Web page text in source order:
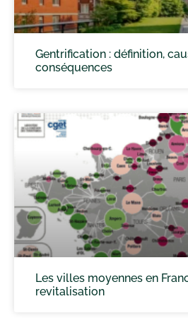
Gentrification : définition,
conséquences
Les villes moyennes en
revitalisation